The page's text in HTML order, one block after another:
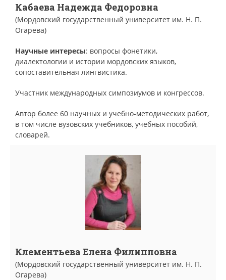
Кабаева Надежда Федоровна
(Мордовский государственный университет им. Н. П.
Огарева)
Научные интересы: вопросы фонетики,
диалектологии и истории мордовских языков,
сопоставительная лингвистика.
Участник международных симпозиумов и конгрессов.
Автор более 60 научных и учебно-методических работ,
в том числе вузовских учебников, учебных пособий,
словарей.
Клементьева Елена Филипповна
(Мордовский государственный университет им. Н. П.
Огарева)